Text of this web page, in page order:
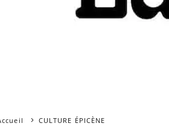
CULTURE ÉPICÈNE